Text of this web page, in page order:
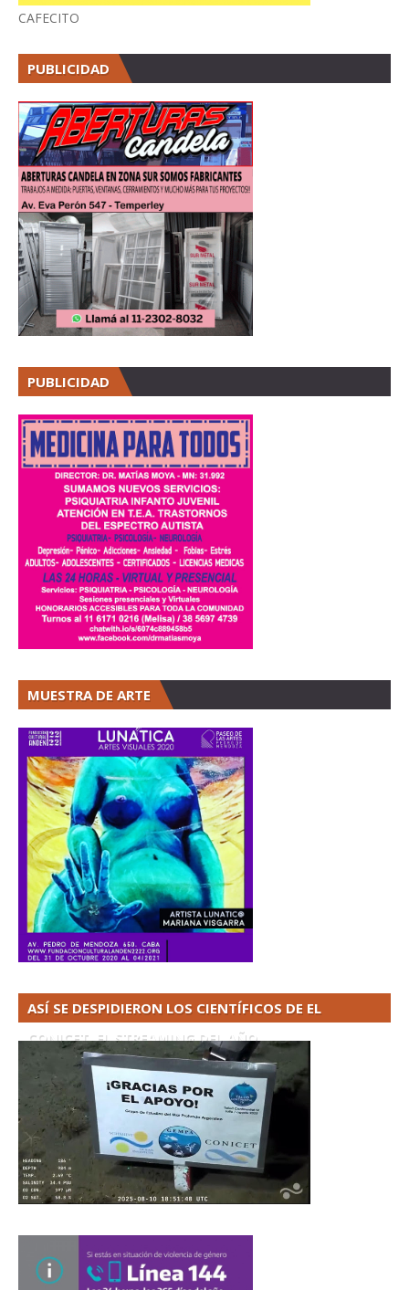
CAFECITO
PUBLICIDAD
PUBLICIDAD
MUESTRA DE ARTE
ASÍ SE DESPIDIERON LOS CIENTÍFICOS DE EL
CONICET. EL STREAMING DEL AÑO